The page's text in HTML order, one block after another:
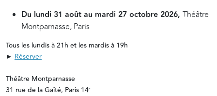
Du lundi 31 août au mardi 27 octobre 2026, Théâtre
Montparnasse, Paris
Tous les lundis à 21h et les mardis à 19h
► Réserver
Théâtre Montparnasse
31 rue de la Gaîté, Paris 14ᵉ